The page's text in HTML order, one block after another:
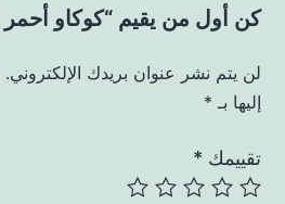
كن أول من يقيم “كوكاو أحمر 25كغ (برازيل )”
لن يتم نشر عنوان بريدك الإلكتروني.
إليها بـ *
تقييمك *